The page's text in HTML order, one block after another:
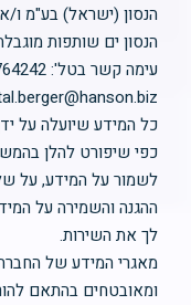
הנסון (ישראל) בע"מ ו/
הנסון ים שותפות
כל המידע שיועלה על
כפי שיפורט להלן
לשמור על המידע, על
ההגנה והשמירה על
לך את השירות.
מאגרי המידע של
ומאובטחים בהתאם